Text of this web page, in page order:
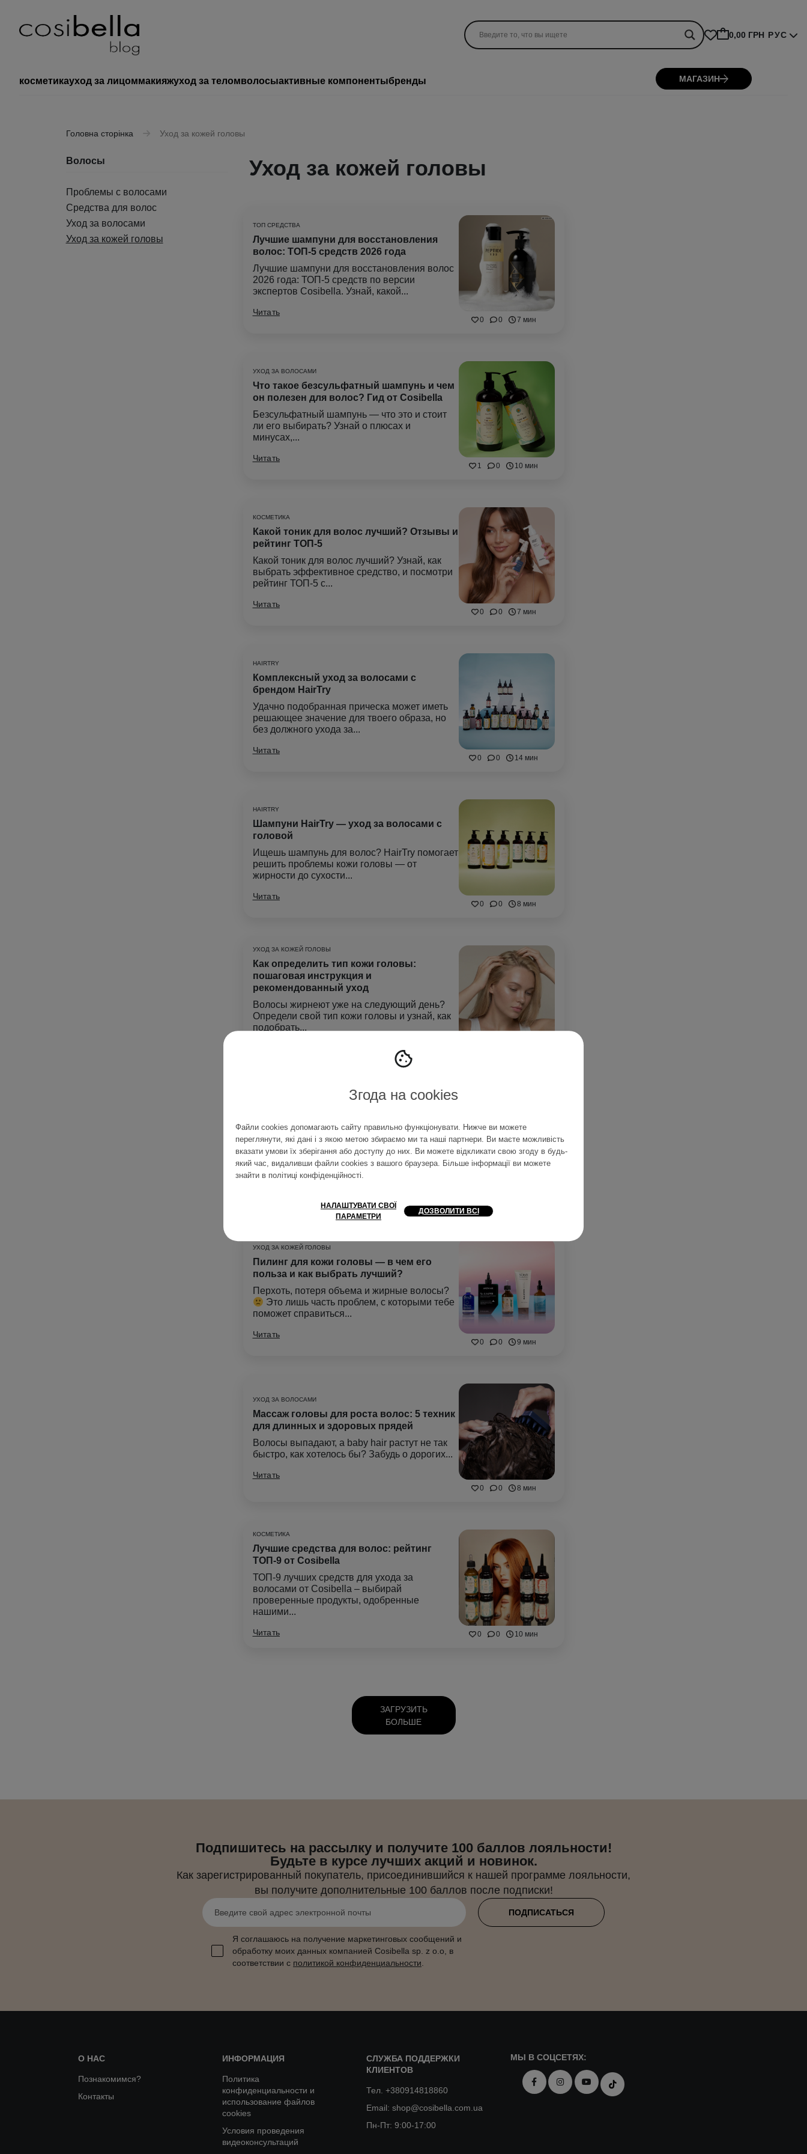
Згода на cookies
Файли cookies допомагають сайту правильно функціонувати. Нижче ви можете
переглянути, які дані і з якою метою збираємо ми та наші партнери. Ви маєте можливість
вказати умови їх зберігання або доступу до них. Ви можете відкликати свою згоду в будь-
який час, видаливши файли cookies з вашого браузера. Більше інформації ви можете
знайти в політиці конфіденційності.
НАЛАШТУВАТИ СВОЇ
ПАРАМЕТРИ
ДОЗВОЛИТИ ВСІ
0,00 ГРН РУС
косметикауход за лицоммакияжуход за теломволосыактивные компонентыбренды МАГАЗИН
Головна сторінка Уход за кожей головы
Волосы
Проблемы с волосами
Средства для волос
Уход за волосами
Уход за кожей головы
Уход за кожей головы
0 0 7 мин
ТОП СРЕДСТВА
Лучшие шампуни для восстановления
волос: ТОП-5 средств 2026 года
Лучшие шампуни для восстановления волос
2026 года: ТОП-5 средств по версии
экспертов Cosibella. Узнай, какой...
Читать
1 0 10 мин
УХОД ЗА ВОЛОСАМИ
Что такое безсульфатный шампунь и чем
он полезен для волос? Гид от Cosibella
Безсульфатный шампунь — что это и стоит
ли его выбирать? Узнай о плюсах и
минусах,...
Читать
0 0 7 мин
КОСМЕТИКА
Какой тоник для волос лучший? Отзывы и
рейтинг ТОП-5
Какой тоник для волос лучший? Узнай, как
выбрать эффективное средство, и посмотри
рейтинг ТОП-5 с...
Читать
0 0 14 мин
HAIRTRY
Комплексный уход за волосами с
брендом HairTry
Удачно подобранная прическа может иметь
решающее значение для твоего образа, но
без должного ухода за...
Читать
0 0 8 мин
HAIRTRY
Шампуни HairTry — уход за волосами с
головой
Ищешь шампунь для волос? HairTry помогает
решить проблемы кожи головы — от
жирности до сухости...
Читать
УХОД ЗА КОЖЕЙ ГОЛОВЫ
Как определить тип кожи головы:
пошаговая инструкция и
рекомендованный уход
Волосы жирнеют уже на следующий день?
Определи свой тип кожи головы и узнай, как
подобрать...
ТОП-5
Хватит прятать волосы из-за перхоти! Открой
для себя ТОП-5 лучших шампуней от
перхоти, которые возвращают...
0 0 9 мин
УХОД ЗА КОЖЕЙ ГОЛОВЫ
Пилинг для кожи головы — в чем его
польза и как выбрать лучший?
Перхоть, потеря объема и жирные волосы?
Это лишь часть проблем, с которыми тебе
поможет справиться...
Читать
0 0 8 мин
УХОД ЗА ВОЛОСАМИ
Массаж головы для роста волос: 5 техник
для длинных и здоровых прядей
Волосы выпадают, а baby hair растут не так
быстро, как хотелось бы? Забудь о дорогих...
Читать
0 0 10 мин
КОСМЕТИКА
Лучшие средства для волос: рейтинг
ТОП-9 от Cosibella
ТОП-9 лучших средств для ухода за
волосами от Cosibella – выбирай
проверенные продукты, одобренные
нашими...
Читать
ЗАГРУЗИТЬ
БОЛЬШЕ
Подпишитесь на рассылку и получите 100 баллов лояльности!
Будьте в курсе лучших акций и новинок.
Как зарегистрированный покупатель, присоединившийся к нашей программе лояльности,
вы получите дополнительные 100 баллов после подписки!
Я соглашаюсь на получение маркетинговых сообщений и
обработку моих данных компанией Cosibella sp. z o.o, в
соответствии с политикой конфиденциальности
ПОДПИСАТЬСЯ
О НАС
Познакомимся?
Контакты
ИНФОРМАЦИЯ
Политика
конфиденциальности и
использование файлов
cookies
Условия проведения
видеоконсультаций
СЛУЖБА ПОДДЕРЖКИ
КЛИЕНТОВ
Тел. +380914818860
Email: shop@cosibella.com.ua
Пн-Пт: 9:00-17:00
МЫ В СОЦСЕТЯХ: